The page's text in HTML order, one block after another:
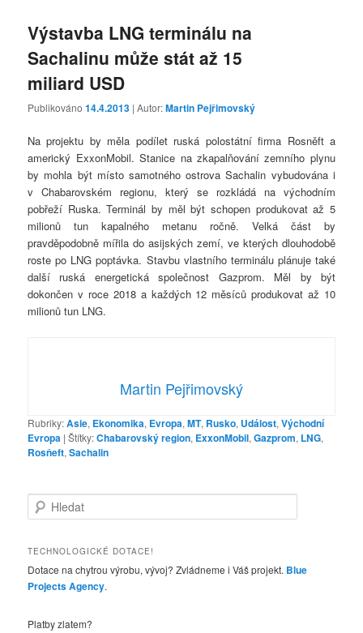
Výstavba LNG terminálu na
Sachalinu může stát až 15
miliard USD
Publikováno14.4.2013 | Autor:Martin Pejřimovský
Na projektu by měla podílet ruská polostátní firma Rosněft a
americký ExxonMobil. Stanice na zkapalňování zemního plynu
by mohla být místo samotného ostrova Sachalin vybudována i
v Chabarovském regionu, který se rozkládá na východním
pobřeží Ruska. Terminál by měl být schopen produkovat až 5
milionů tun kapalného metanu ročně. Velká část by
pravděpodobně mířila do asijských zemí, ve kterých dlouhodobě
roste po LNG poptávka. Stavbu vlastního terminálu plánuje také
další ruská energetická společnost Gazprom. Měl by být
dokončen v roce 2018 a každých 12 měsíců produkovat až 10
milionů tun LNG.
Martin Pejřimovský
Rubriky:Asie, Ekonomika, Evropa,MT, Rusko, Událost,Východní
Evropa |Štítky:Chabarovský region, ExxonMobil,Gazprom, LNG,
Rosňeft,Sachalin
l
d
t
TECHNOLOGICKÉ DOTACE!
Dotace na chytrou výrobu, vývoj? Zvládneme i Váš projekt. Blue
Projects Agency.
Platby zlatem?